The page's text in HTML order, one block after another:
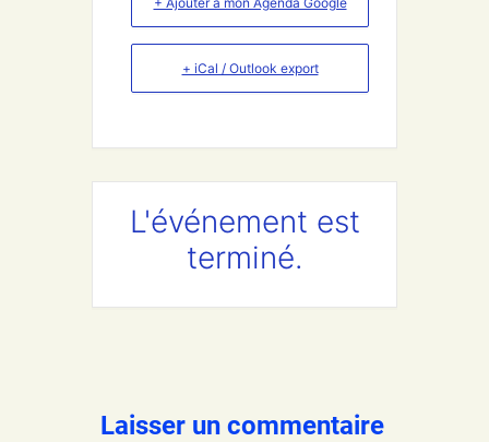
+ iCal / Outlook export
L'événement est
terminé.
Laisser un commentaire